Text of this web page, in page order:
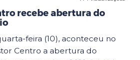
recebe abertura do
feira (10), aconteceu no
Centro a abertura do